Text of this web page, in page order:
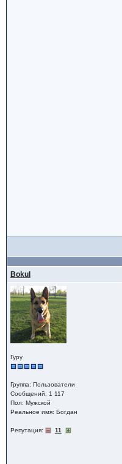
Bokul
Гуру
Группа: Пользователи
Сообщений: 1 117
Пол: Мужской
Реальное имя: Богдан
Репутация: 11